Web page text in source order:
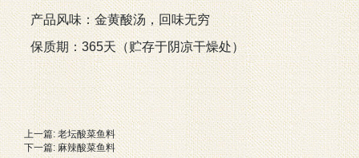
产品风味：金黄酸汤，回味无穷
保质期：365天（贮存于阴凉干燥处）
上一篇: 老坛酸菜鱼料
下一篇:麻辣酸菜鱼料